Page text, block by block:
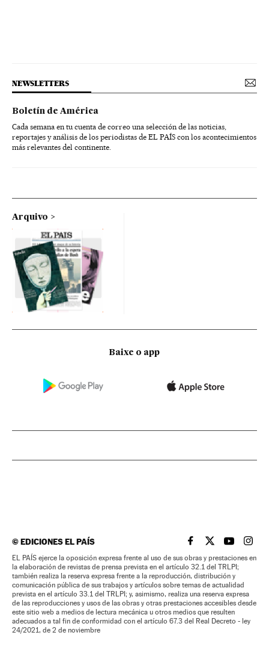
NEWSLETTERS
Boletín de América
Cada semana en tu cuenta de correo una selección de las noticias,
reportajes y análisis de los periodistas de EL PAÍS con los acontecimientos
más relevantes del continente.
Arquivo
Baixe o app
©EDICIONES EL PAÍS EL PAÍS BRASIL EN
EL PAÍSEL PAÍS
EL
EL PAÍS ejerce la oposición expresa frente al uso de sus obras y prestaciones en
la elaboración de revistas de prensa prevista en el artículo 32.1 del TRLPI;
también realiza la reserva expresa frente a la reproducción, distribución y
comunicación pública de sus trabajos y artículos sobre temas de actualidad
prevista en el artículo 33.1 del TRLPI; y, asimismo, realiza una reserva expresa
de las reproducciones y usos de las obras y otras prestaciones accesibles desde
este sitio web a medios de lectura mecánica u otros medios que resulten
adecuados a tal fin de conformidad con el artículo 67.3 del Real Decreto - ley
24/2021, de 2 de noviembre